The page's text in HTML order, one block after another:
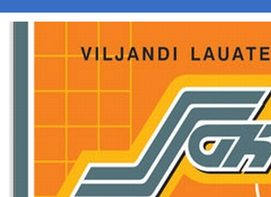
Liigu edasi põhisisu juurde